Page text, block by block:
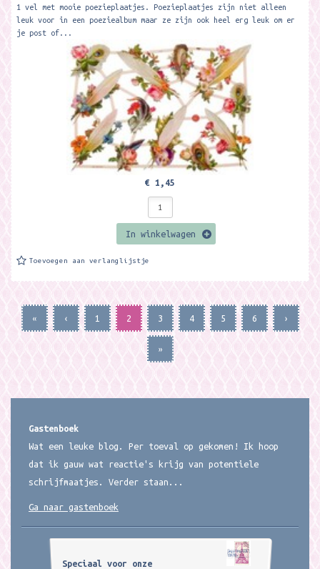
1 vel met mooie poezieplaatjes. Poezieplaatjes zijn niet alleen
leuk voor in een poeziealbum maar ze zijn ook heel erg leuk om er
je post of...
€ 1,45
In winkelwagen
Toevoegen aan verlanglijstje
« ‹ 1 2 3 4 5 6 ›
»
Gastenboek
Wat een leuke blog. Per toeval op gekomen! Ik hoop
dat ik gauw wat reactie's krijg van potentiele
schrijfmaatjes. Verder staan...
Ga naar gastenboek
Speciaal voor onze